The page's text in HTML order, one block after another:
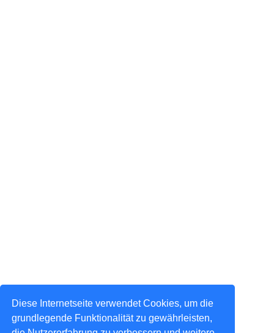
Diese Internetseite verwendet Cookies, um die
grundlegende Funktionalität zu gewährleisten,